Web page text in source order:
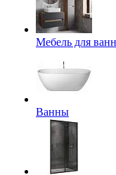
Мебель для
Ванны